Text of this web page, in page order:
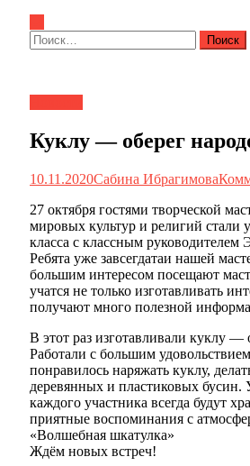
Найти:
Куклу — оберег
10.11.2020Сабина Ибрагимова
27 октября гостями творческой
мировых культур и религий
класса с классным руководителем
Ребята уже завсегдатаи нашей
большим интересом посещают
учатся не только изготавливать
получают много полезной
В этот раз изготавливали куклу —
Работали с большим
понравилось наряжать куклу,
деревянных и пластиковых бусин.
каждого участника всегда будут
приятные воспоминания с
«Волшебная шкатулка»
Ждём новых встреч!